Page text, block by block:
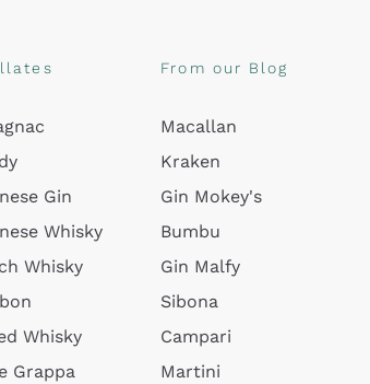
Gin
Whisky
Whisky
Whisky
Grappa
From our Blog
Macallan
Kraken
Gin Mokey's
Bumbu
Gin Malfy
Sibona
Campari
Martini